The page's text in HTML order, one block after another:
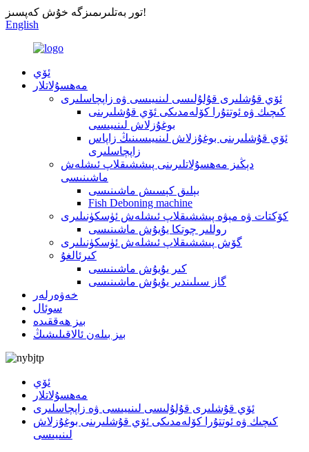
تور بەتلىرىمىزگە خۇش كەپسىز!
English
ئۆي
مەھسۇلاتلار
ئۆي قۇشلىرى قۇلۇلىسى لىنىيىسى ۋە زاپچاسلىرى
كىچىك ۋە ئوتتۇرا كۆلەمدىكى ئۆي قۇشلىرىنى
بوغۇزلاش لىنىيىسى
ئۆي قۇشلىرىنى بوغۇزلاش لىنىيىسىنىڭ زاپاس
زاپچاسلىرى
دېڭىز مەھسۇلاتلىرىنى پىششىقلاپ ئىشلەش
ماشىنىسى
بېلىق كېسىش ماشىنىسى
Fish Deboning machine
كۆكتات ۋە مېۋە پىششىقلاپ ئىشلەش ئۈسكۈنىلىرى
روللىر چوتكا يۇيۇش ماشىنىسى
گۆش پىششىقلاپ ئىشلەش ئۈسكۈنىلىرى
كىرئالغۇ
كىر يۇيۇش ماشىنىسى
گاز سىلىندىر يۇيۇش ماشىنىسى
خەۋەرلەر
سوئال
بىز ھەققىدە
بىز بىلەن ئالاقىلىشىڭ
ئۆي
مەھسۇلاتلار
ئۆي قۇشلىرى قۇلۇلىسى لىنىيىسى ۋە زاپچاسلىرى
كىچىك ۋە ئوتتۇرا كۆلەمدىكى ئۆي قۇشلىرىنى بوغۇزلاش
لىنىيىسى